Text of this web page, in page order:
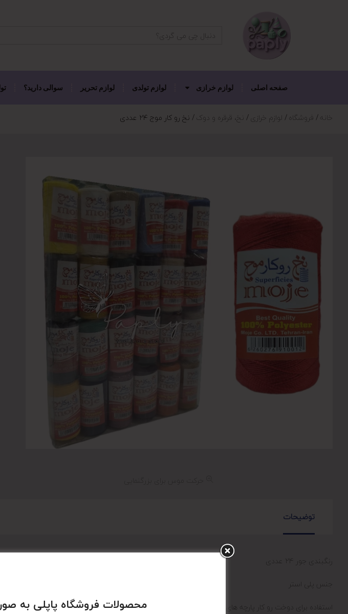
صفحه اصلی لوازم خرازی لوازم تولدی لوازم تحریر سوالی دارید؟
خانه فروشگاه لوازم خرازی نخ، قرقره و دوک نخ رو کار موج ۲۴ عددی
توضیحات
رنگبندی جور 24 عددی
جنس پلی استر
استفاده برای دوخت رو کار پارچه های ضخیم
محصولات فروشگاه پاپلی به